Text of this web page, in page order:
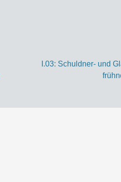
I.03: Schuldner- und